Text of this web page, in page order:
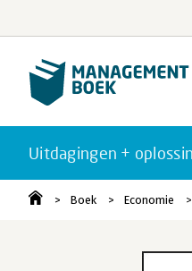
Uitdagingen +
Boek Economie